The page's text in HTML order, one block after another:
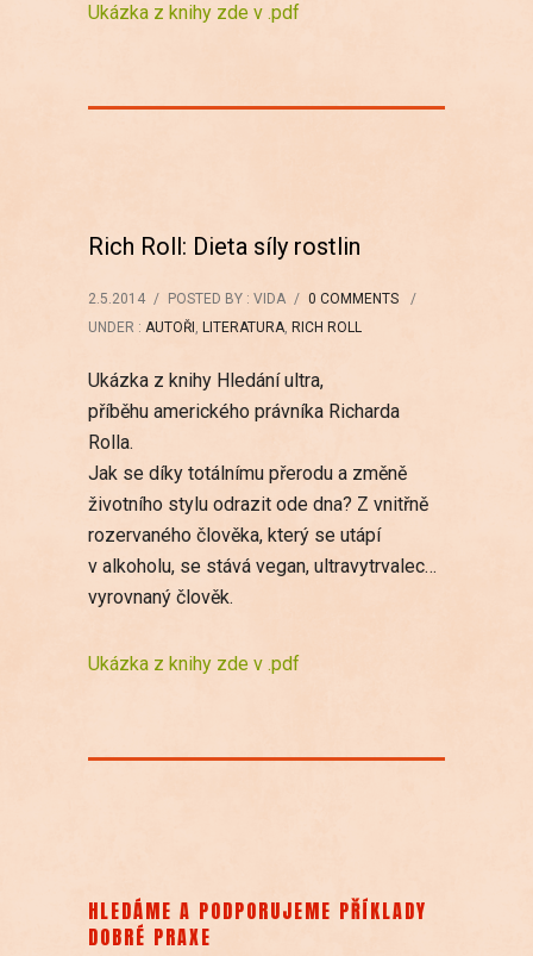
Ukázka z knihy zde v .pdf
Rich Roll: Dieta síly rostlin
2.5.2014 / POSTED BY : VIDA / 0 COMMENTS
/
UNDER : AUTOŘI , LITERATURA, RICH ROLL
Ukázka z knihy Hledání ultra,
příběhu amerického právníka Richarda
Rolla.
Jak se díky totálnímu přerodu a změně
životního stylu odrazit ode dna? Z vnitřně
rozervaného člověka, který se utápí
v alkoholu, se stává vegan, ultravytrvalec…
vyrovnaný člověk.
Ukázka z knihy zde v .pdf
HLEDÁME A PODPORUJEME PŘÍKLADY
DOBRÉ PRAXE